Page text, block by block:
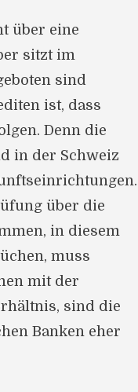
über eine
sitzt im
sind
ist, dass
Denn die
in der Schweiz
über die
in diesem
muss
mit der
sind die
Banken eher